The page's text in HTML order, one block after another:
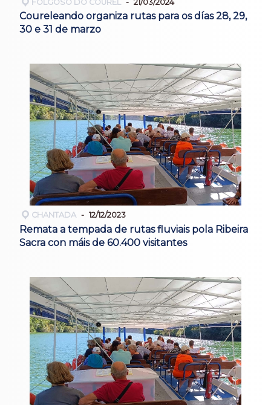
FOLGOSO DO COUREL 21/03/2024
Coureleando organiza rutas para os días 28, 29,
30 e 31 de marzo
CHANTADA 12/12/2023
Remata a tempada de rutas fluviais pola Ribeira
Sacra con máis de 60.400 visitantes